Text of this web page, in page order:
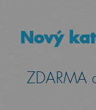
Nový
ZDARMA